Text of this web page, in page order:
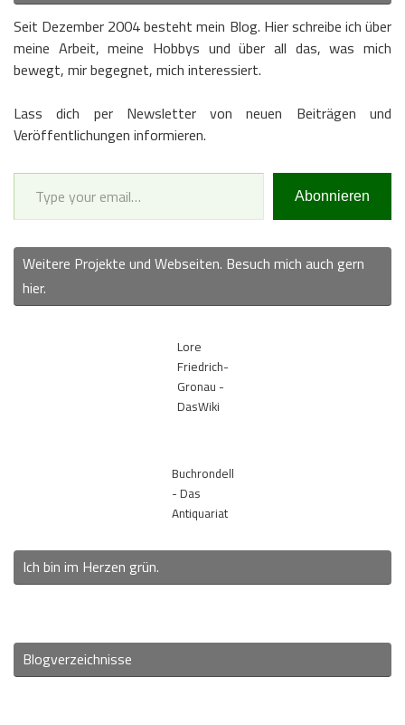
Seit Dezember 2004 besteht mein Blog. Hier schreibe ich über
meine Arbeit, meine Hobbys und über all das, was mich
bewegt, mir begegnet, mich interessiert.
Lass dich per Newsletter von neuen Beiträgen und
Veröffentlichungen informieren.
Type your email…
Abonnieren
Weitere Projekte und Webseiten. Besuch mich auch gern
hier.
Lore
Friedrich-
Gronau -
DasWiki
Buchrondell
- Das
Antiquariat
Ich bin im Herzen grün.
Blogverzeichnisse